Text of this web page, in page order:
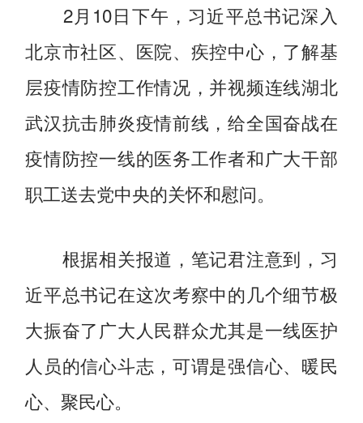
2月10日下午，习近平总书记深入
北京市社区、医院、疾控中心，了解基
层疫情防控工作情况，并视频连线湖北
武汉抗击肺炎疫情前线，给全国奋战在
疫情防控一线的医务工作者和广大干部
职工送去党中央的关怀和慰问。
根据相关报道，笔记君注意到，习
近平总书记在这次考察中的几个细节极
大振奋了广大人民群众尤其是一线医护
人员的信心斗志，可谓是强信心、暖民
心、聚民心。